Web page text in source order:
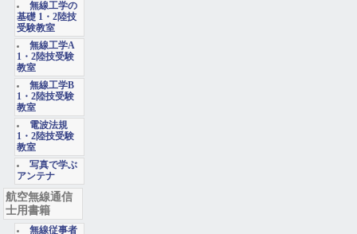
無線工学の
基礎 1・2陸技
受験教室
無線工学A
1・2陸技受験
教室
無線工学B
1・2陸技受験
教室
電波法規
1・2陸技受験
教室
写真で学ぶ
アンテナ
航空無線通信
士用書籍
無線従事者